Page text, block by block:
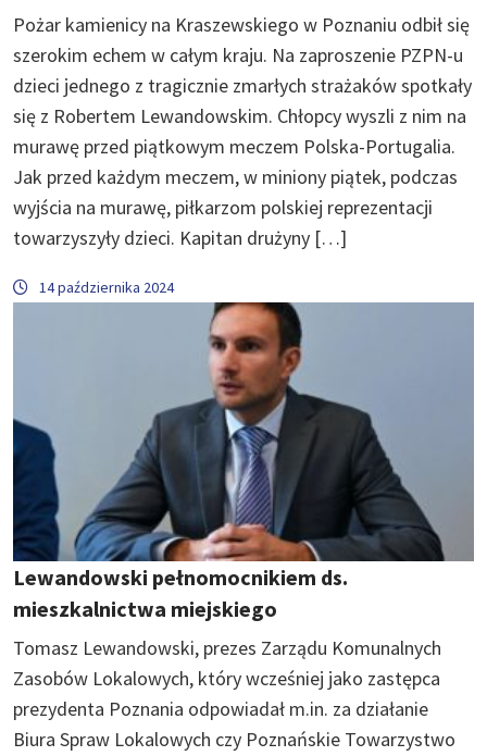
Pożar kamienicy na Kraszewskiego w Poznaniu odbił się
szerokim echem w całym kraju. Na zaproszenie PZPN-u
dzieci jednego z tragicznie zmarłych strażaków spotkały
się z Robertem Lewandowskim. Chłopcy wyszli z nim na
murawę przed piątkowym meczem Polska-Portugalia.
Jak przed każdym meczem, w miniony piątek, podczas
wyjścia na murawę, piłkarzom polskiej reprezentacji
towarzyszyły dzieci. Kapitan drużyny […]
14 października 2024
Lewandowski pełnomocnikiem ds.
mieszkalnictwa miejskiego
Tomasz Lewandowski, prezes Zarządu Komunalnych
Zasobów Lokalowych, który wcześniej jako zastępca
prezydenta Poznania odpowiadał m.in. za działanie
Biura Spraw Lokalowych czy Poznańskie Towarzystwo